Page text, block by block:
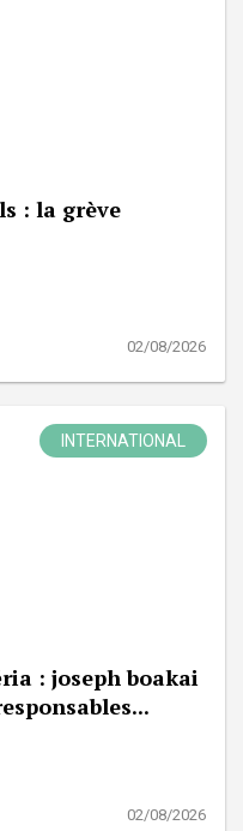
: la grève
02/08/2026
INTERNATIONAL
: joseph boakai
02/08/2026